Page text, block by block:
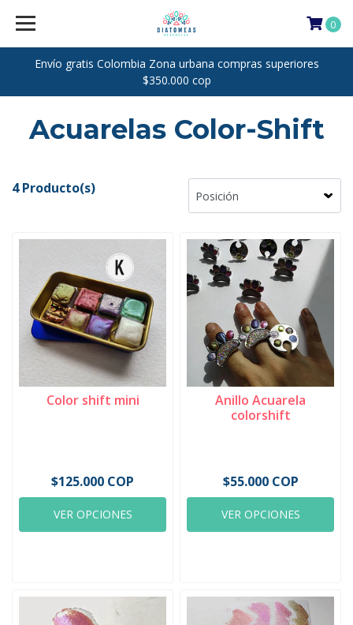
Envío gratis Colombia Zona urbana compras superiores
$350.000 cop
0
Acuarelas Color-Shift
4 Producto(s)
Color shift mini
$125.000 COP
VER OPCIONES
Anillo Acuarela
colorshift
$55.000 COP
VER OPCIONES